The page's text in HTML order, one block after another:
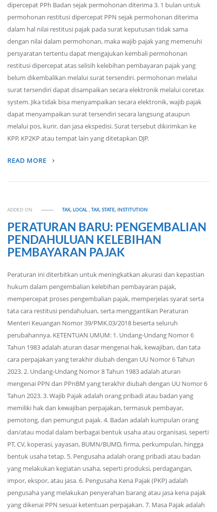
dipercepat PPh Badan sejak permohonan diterima 3. 1 bulan untuk
permohonan restitusi dipercepat PPN sejak permohonan diterima
dalam hal nilai restitusi pajak pada surat keputusan tidak sama
dengan nilai dalam permohonan, maka wajib pajak yang memenuhi
persyaratan tertentu dapat mengajukan kembali permohonan
restitusi dipercepat atas selisih kelebihan pembayaran pajak yang
belum dikembalikan melalui surat tersendiri. permohonan melalui
surat tersendiri dapat disampaikan secara elektronik melalui coretax
system. Jika tidak bisa menyampaikan secara elektronik, wajib pajak
dapat menyampaikan surat tersendiri secara langsung ataupun
melalui pos, kurir, dan jasa ekspedisi. Surat tersebut dikirimkan ke
KPP, KP2KP atau tempat lain yang ditetapkan DJP.
READ MORE
ADDED ON TAX, LOCAL,TAX, STATE, INSTITUTION
PERATURAN BARU: PENGEMBALIAN
PENDAHULUAN KELEBIHAN
PEMBAYARAN PAJAK
Peraturan ini diterbitkan untuk meningkatkan akurasi dan kepastian
hukum dalam pengembalian kelebihan pembayaran pajak,
mempercepat proses pengembalian pajak, memperjelas syarat serta
tata cara restitusi pendahuluan, serta menggantikan Peraturan
Menteri Keuangan Nomor 39/PMK.03/2018 beserta seluruh
perubahannya. KETENTUAN UMUM: 1. Undang-Undang Nomor 6
Tahun 1983 adalah aturan dasar mengenai hak, kewajiban, dan tata
cara perpajakan yang terakhir diubah dengan UU Nomor 6 Tahun
2023. 2. Undang-Undang Nomor 8 Tahun 1983 adalah aturan
mengenai PPN dan PPnBM yang terakhir diubah dengan UU Nomor 6
Tahun 2023. 3. Wajib Pajak adalah orang pribadi atau badan yang
memiliki hak dan kewajiban perpajakan, termasuk pembayar,
pemotong, dan pemungut pajak. 4. Badan adalah kumpulan orang
dan/atau modal dalam berbagai bentuk usaha atau organisasi, seperti
PT, CV, koperasi, yayasan, BUMN/BUMD, firma, perkumpulan, hingga
bentuk usaha tetap. 5. Pengusaha adalah orang pribadi atau badan
yang melakukan kegiatan usaha, seperti produksi, perdagangan,
impor, ekspor, atau jasa. 6. Pengusaha Kena Pajak (PKP) adalah
pengusaha yang melakukan penyerahan barang atau jasa kena pajak
yang dikenai PPN sesuai ketentuan perpajakan. 7. Masa Pajak adalah